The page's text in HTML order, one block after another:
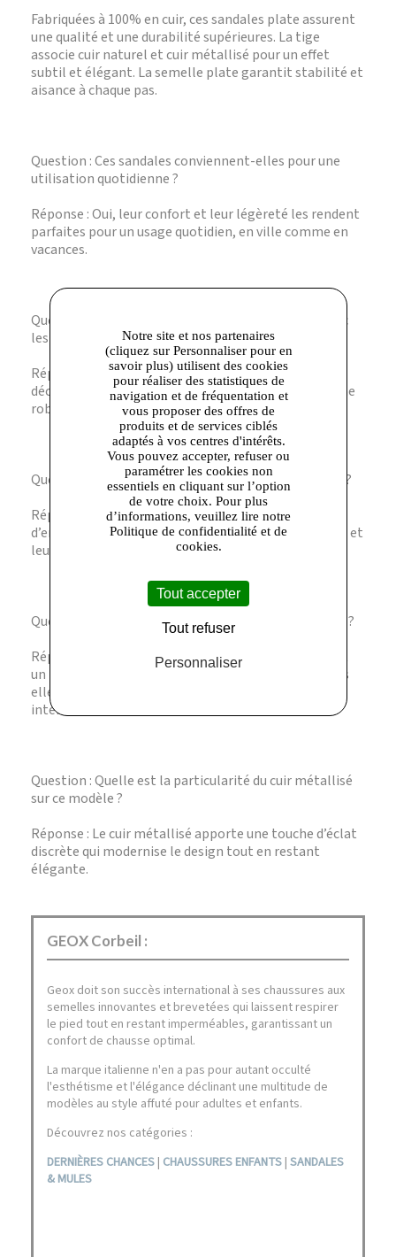
Fabriquées à 100% en cuir, ces sandales plate assurent
une qualité et une durabilité supérieures. La tige
associe cuir naturel et cuir métallisé pour un effet
subtil et élégant. La semelle plate garantit stabilité et
aisance à chaque pas.
Question : Ces sandales conviennent-elles pour une
utilisation quotidienne ?
Réponse : Oui, leur confort et leur légèreté les rendent
parfaites pour un usage quotidien, en ville comme en
vacances.
Question : Quel type de tenue s’accorde le mieux avec
les D SOZY PLUS ?
Réponse : Elles s’adaptent parfaitement aux looks
décontractés, que ce soit avec un jean, une jupe ou une
robe légère.
Question : Comment entretenir ces sandales en cuir ?
Réponse : Il est recommandé d’utiliser un produit
d’entretien spécifique cuir pour préserver leur aspect et
leur souplesse.
Question : Sont-elles adaptées aux longues marches ?
Réponse : Leur semelle plate et leur légèreté offrent
un bon confort pour les promenades modérées, mais
elles ne sont pas conçues pour des randonnées
intensives.
Question : Quelle est la particularité du cuir métallisé
sur ce modèle ?
Réponse : Le cuir métallisé apporte une touche d’éclat
discrète qui modernise le design tout en restant
élégante.
GEOX Corbeil :
Geox doit son succès international à ses chaussures aux
semelles innovantes et brevetées qui laissent respirer
le pied tout en restant imperméables, garantissant un
confort de chausse optimal.
La marque italienne n'en a pas pour autant occulté
l'esthétisme et l'élégance déclinant une multitude de
modèles au style affuté pour adultes et enfants.
Découvrez nos catégories :
DERNIÈRES CHANCES | CHAUSSURES ENFANTS | SANDALES
& MULES
Notre site et nos partenaires
(cliquez sur Personnaliser pour en
savoir plus) utilisent des cookies
pour réaliser des statistiques de
navigation et de fréquentation et
vous proposer des offres de
produits et de services ciblés
adaptés à vos centres d'intérêts.
Vous pouvez accepter, refuser ou
paramétrer les cookies non
essentiels en cliquant sur l’option
de votre choix. Pour plus
d’informations, veuillez lire notre
Politique de confidentialité et de
cookies.
Tout accepter
Tout refuser
Personnaliser